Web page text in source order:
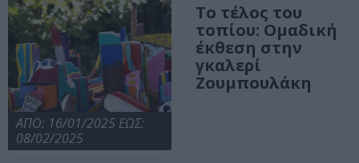
ΑΠΟ: 16/01/2025 ΕΩΣ:
08/02/2025
Το τέλος του
τοπίου: Ομαδική
έκθεση στην
γκαλερί
Ζουμπουλάκη